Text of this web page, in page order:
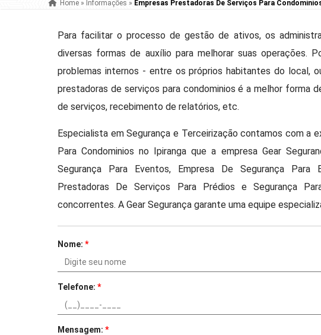
Home » Informações » Empresas Prestadoras De Serviços Para
Para facilitar o processo de gestão de ativos, os
diversas formas de auxílio para melhorar suas operações.
problemas internos - entre os próprios habitantes do local,
prestadoras de serviços para condominios é a melhor forma
de serviços, recebimento de relatórios, etc.
Especialista em Segurança e Terceirização contamos com a
Para Condominios no Ipiranga que a empresa Gear
Segurança Para Eventos, Empresa De Segurança Para
Prestadoras De Serviços Para Prédios e Segurança
concorrentes. A Gear Segurança garante uma equipe
Nome:*
Telefone:*
Mensagem:*